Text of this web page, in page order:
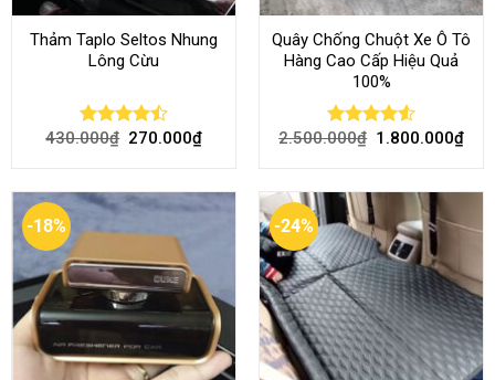
Thảm Taplo Seltos Nhung
Lông Cừu
Rated
430.000₫ 270.000₫
Quây Chống Chuột Xe Ô Tô
Hàng Cao Cấp Hiệu Quả
100%
Rated 4.51
2.500.000₫ 1.800.000₫
-18% -24%